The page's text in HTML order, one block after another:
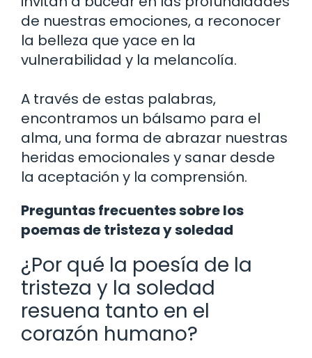
de nuestras emociones, a reconocer
la belleza que yace en la
vulnerabilidad y la melancolía.
A través de estas palabras,
encontramos un bálsamo para el
alma, una forma de abrazar nuestras
heridas emocionales y sanar desde
la aceptación y la comprensión.
Preguntas frecuentes sobre los
poemas de tristeza y soledad
¿Por qué la poesía de la
tristeza y la soledad
resuena tanto en el
corazón humano?